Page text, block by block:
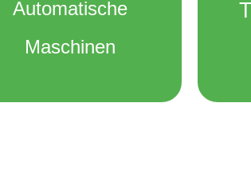
Automatische
Maschinen